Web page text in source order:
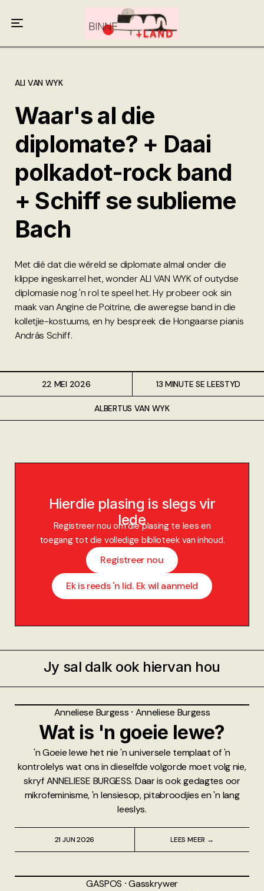
ALI VAN WYK
Waar's al die
diplomate? + Daai
polkadot-rock band
+ Schiff se sublieme
Bach
Met dié dat die wêreld se diplomate almal onder die
klippe ingeskarrel het, wonder ALI VAN WYK of outydse
diplomasie nog 'n rol te speel het. Hy probeer ook sin
maak van Angine de Poitrine, die aweregse band in die
kolletjie-kostuums, en hy bespreek die Hongaarse pianis
András Schiff.
22 MEI 2026
ALBERTUS VAN WYK
13 MINUTE SE LEESTYD
Hierdie plasing is slegs vir
lede
Registreer nou om die plasing te lees en
toegang tot die volledige biblioteek van inhoud.
Registreer nou
Ek is reeds 'n lid. Ek wil aanmeld
Jy sal dalk ook hiervan hou
Anneliese Burgess ⸱ Anneliese Burgess
Wat is 'n goeie lewe?
'n Goeie lewe het nie 'n universele templaat of 'n
kontrolelys wat ons in dieselfde volgorde moet volg nie,
skryf ANNELIESE BURGESS. Daar is ook gedagtes oor
mikrofeminisme, 'n lensiesop, pitabroodjies en 'n lang
leeslys.
21 JUN 2026 LEES MEER →
GASPOS ⸱Gasskrywer
Meer oor ons
Anneliese Burgess
Ali van Wyk
Piet Croucamp
Willem Kempen
Gas + Poste
Kop + Knoper